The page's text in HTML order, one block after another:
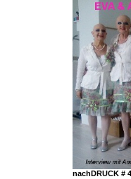
nachDRUCK # 4